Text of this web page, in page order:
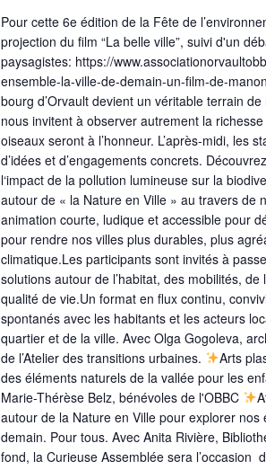
Pour cette 6e édition de la Fête de
projection du film “La belle ville”, suivi d'un
paysagistes: https://
ensemble-la-ville-de-demain-un-film-de-
bourg d’Orvault devient un véritable terrain
nous invitent à observer autrement la
oiseaux seront à l’honneur. L’après-midi, les
d’idées et d’engagements concrets.
l‘impact de la pollution lumineuse sur la
autour de « la Nature en Ville » au travers de
animation courte, ludique et accessible pour
pour rendre nos villes plus durables, plus
climatique.Les participants sont invités à
solutions autour de l’habitat, des mobilités,
qualité de vie.Un format en flux continu,
spontanés avec les habitants et les acteurs
quartier et de la ville. Avec Olga Gogoleva,
de l’Atelier des transitions urbaines.
Arts
des éléments naturels de la vallée pour les
Marie-Thérèse Belz, bénévoles de l'OBBC
autour de la Nature en Ville pour explorer
demain. Pour tous. Avec Anita Rivière,
fond, la Curieuse Assemblée sera l’occasion